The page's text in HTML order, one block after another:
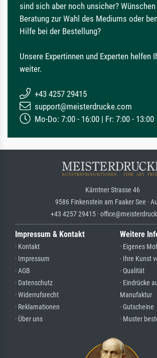
sind sich aber noch unsicher?
Beratung zur Wahl des Mediums oder
Hilfe bei der Bestellung?
Unsere Expertinnen und Experten helfen
weiter.
+43 4257 29415
support@meisterdrucke.com
Mo-Do: 7:00 - 16:00 | Fr: 7:00 - 13:00
Kärntner Strasse 46
9586 Finkenstein am Faaker See ·
+43 4257 29415 ·
Impressum & Kontakt
· Kontakt
· Impressum
· AGB
· Datenschutz
· Widerrufsrecht
· Reklamationen
· Über uns
Weitere
· Eigenes
· Ihre Kunst
· Qualität
· Eindrücke
Manufaktur
· Gutscheine
· Muster